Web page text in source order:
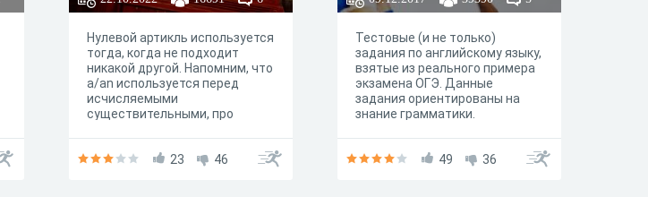
Нулевой артикль используется
тогда, когда не подходит
никакой другой. Напомним, что
a/an используется перед
исчисляемыми
существительными, про
указания на нечто конкретное.
23 46
Тестовые (и не только)
задания по английскому языку,
взятые из реального примера
экзамена ОГЭ. Данные
задания ориентированы на
знание грамматики.
что получит хороший балл на
49 36